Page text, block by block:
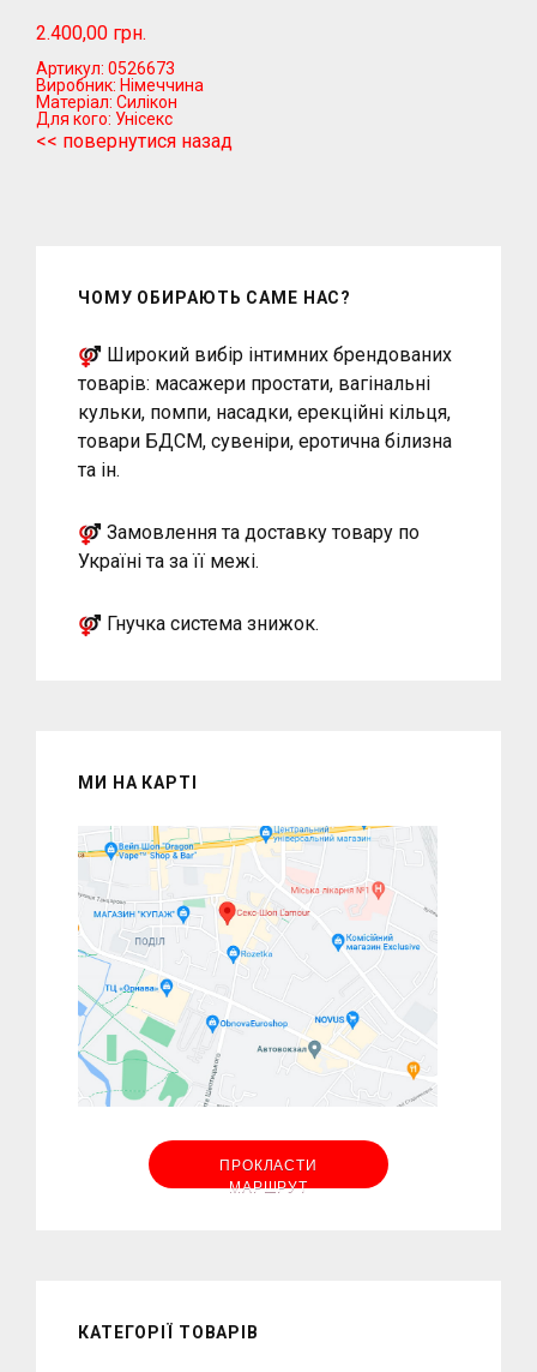
2.400,00 грн.
Артикул: 0526673
Виробник: Німеччина
Матеріал: Силікон
Для кого: Унісекс
<< повернутися назад
ЧОМУ ОБИРАЮТЬ САМЕ НАС?
Широкий вибір інтимних брендованих
товарів: масажери простати, вагінальні
кульки, помпи, насадки, ерекційні кільця,
товари БДСМ, сувеніри, еротична білизна
та ін.
Замовлення та доставку товару по
Україні та за її межі.
Гнучка система знижок.
МИ НА КАРТІ
ПРОКЛАСТИ
МАРШРУТ
КАТЕГОРІЇ ТОВАРІВ